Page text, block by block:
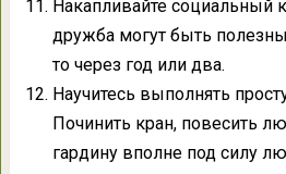
Накапливайте социальный
дружба могут быть
то через год или два.
Научитесь выполнять
Починить кран, повесить
гардину вполне под силу